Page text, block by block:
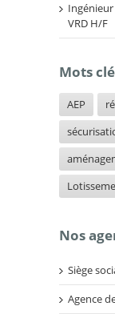
VRD H/F
Mots
AEP
Nos
Siège
Agence